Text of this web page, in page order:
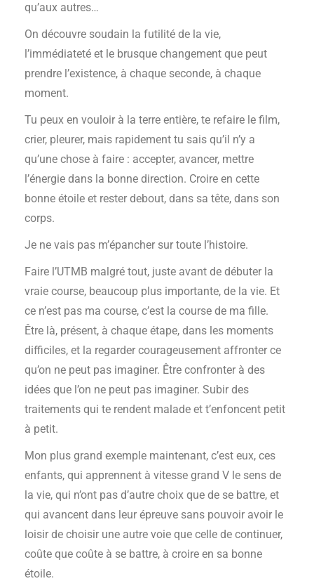
qu’aux autres…
On découvre soudain la futilité de la vie,
l’immédiateté et le brusque changement que peut
prendre l’existence, à chaque seconde, à chaque
moment.
Tu peux en vouloir à la terre entière, te refaire le film,
crier, pleurer, mais rapidement tu sais qu’il n’y a
qu’une chose à faire : accepter, avancer, mettre
l’énergie dans la bonne direction. Croire en cette
bonne étoile et rester debout, dans sa tête, dans son
corps.
Je ne vais pas m’épancher sur toute l’histoire.
Faire l’UTMB malgré tout, juste avant de débuter la
vraie course, beaucoup plus importante, de la vie. Et
ce n’est pas ma course, c’est la course de ma fille.
Être là, présent, à chaque étape, dans les moments
difficiles, et la regarder courageusement affronter ce
qu’on ne peut pas imaginer. Être confronter à des
idées que l’on ne peut pas imaginer. Subir des
traitements qui te rendent malade et t’enfoncent petit
à petit.
Mon plus grand exemple maintenant, c’est eux, ces
enfants, qui apprennent à vitesse grand V le sens de
la vie, qui n’ont pas d’autre choix que de se battre, et
qui avancent dans leur épreuve sans pouvoir avoir le
loisir de choisir une autre voie que celle de continuer,
coûte que coûte à se battre, à croire en sa bonne
étoile.